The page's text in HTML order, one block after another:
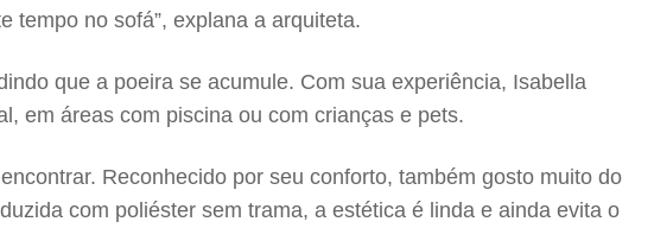
tempo no sofá”, explana a arquiteta.
que a poeira se acumule. Com sua experiência, Isabella
em áreas com piscina ou com crianças e pets.
Reconhecido por seu conforto, também gosto muito do
com poliéster sem trama, a estética é linda e ainda evita o